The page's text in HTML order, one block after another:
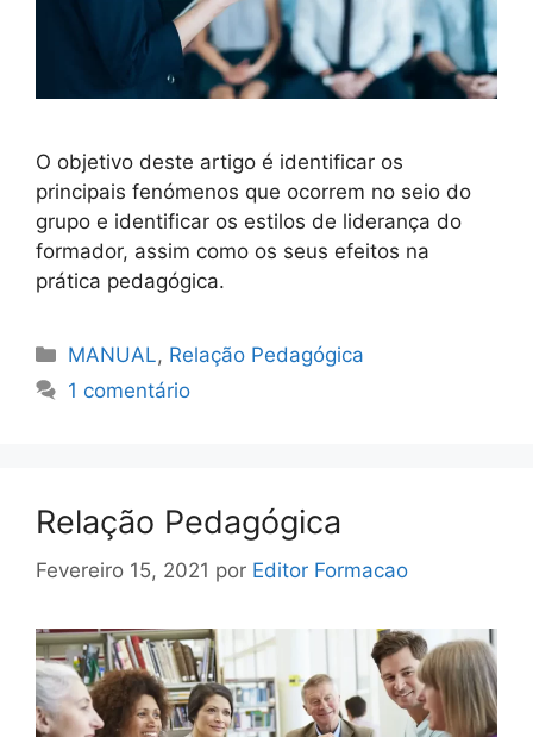
O objetivo deste artigo é identificar os
principais fenómenos que ocorrem no seio do
grupo e identificar os estilos de liderança do
formador, assim como os seus efeitos na
prática pedagógica.
Categorias
MANUAL, Relação Pedagógica
1 comentário
Relação Pedagógica
Fevereiro 15, 2021 por Editor Formacao